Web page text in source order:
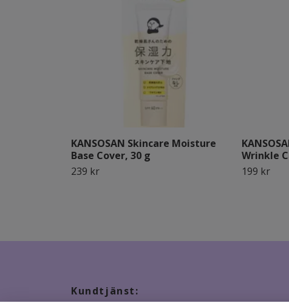
KANSOSAN Skincare Moisture
Base Cover, 30 g
239 kr
Wrinkle
199 kr
Kundtjänst: